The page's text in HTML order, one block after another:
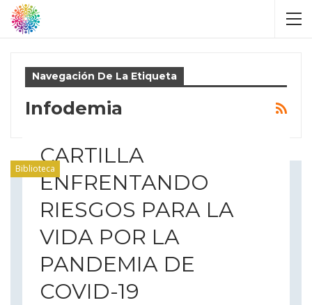
Navegación De La Etiqueta
Infodemia
Biblioteca
CARTILLA
ENFRENTANDO
RIESGOS PARA LA
VIDA POR LA
PANDEMIA DE
COVID-19